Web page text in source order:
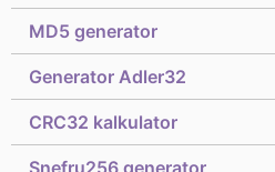
MD5 generator
Generator Adler32
CRC32 kalkulator
Snefru256 generator